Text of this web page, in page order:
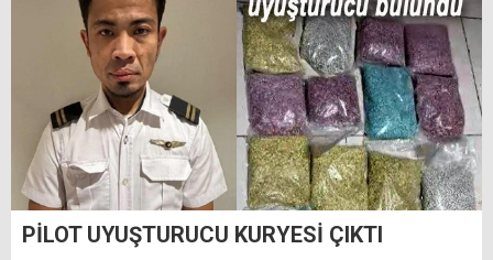
PİLOT UYUŞTURUCU KURYESİ ÇIKTI